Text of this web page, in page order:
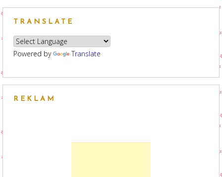
TRANSLATE
Powered by Translate
REKLAM